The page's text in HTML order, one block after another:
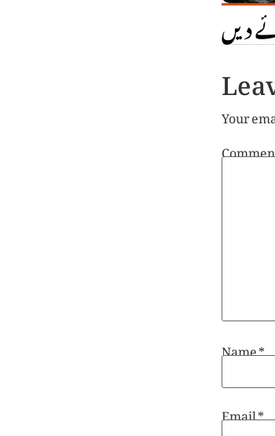
دیں
Your
Name*
Email*